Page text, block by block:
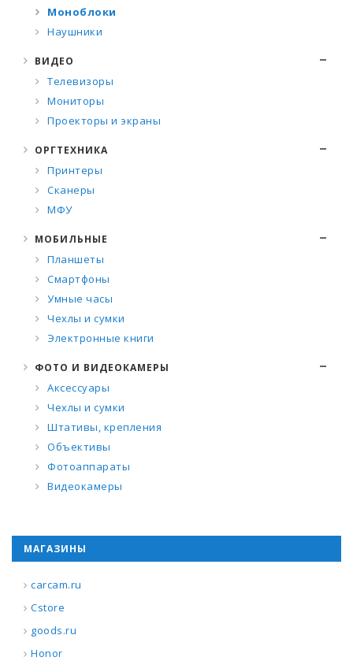
Моноблоки
Наушники
ВИДЕО
Телевизоры
Мониторы
Проекторы и экраны
ОРГТЕХНИКА
Принтеры
Сканеры
МФУ
МОБИЛЬНЫЕ
Планшеты
Смартфоны
Умные часы
Чехлы и сумки
Электронные книги
ФОТО И ВИДЕОКАМЕРЫ
Аксессуары
Чехлы и сумки
Штативы, крепления
Объективы
Фотоаппараты
Видеокамеры
МАГАЗИНЫ
carcam.ru
Cstore
goods.ru
Honor